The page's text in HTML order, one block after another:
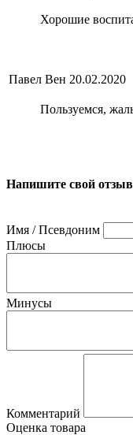
Хорошие
Павел Вен 20.02.2020
Пользуемся,
Напишите свой отзыв
Имя / Псевдоним
Плюсы
Минусы
Комментарий
Оценка товара